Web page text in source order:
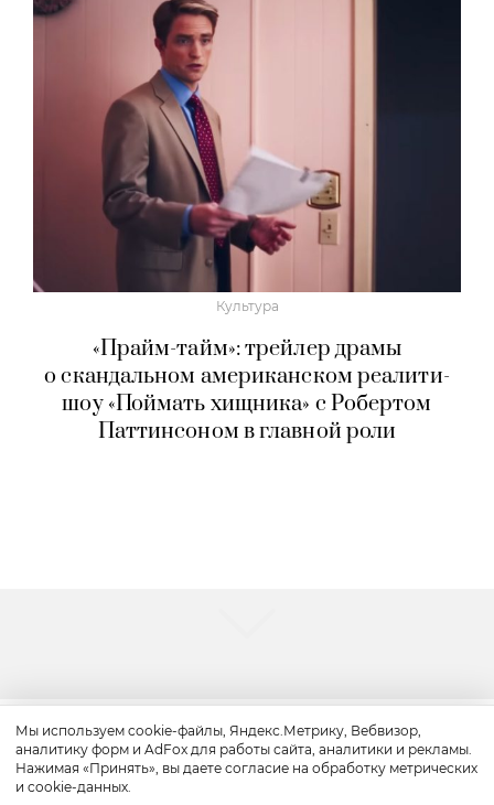
Культура
«Прайм-тайм»: трейлер драмы
о скандальном американском реалити-
шоу «Поймать хищника» с Робертом
Паттинсоном в главной роли
Путешествие
Мы используем cookie-файлы, Яндекс.Метрику, Вебвизор,
аналитику форм и AdFox для работы сайта, аналитики и рекламы.
Нажимая «Принять», вы даете согласие на обработку метрических
и cookie-данных.